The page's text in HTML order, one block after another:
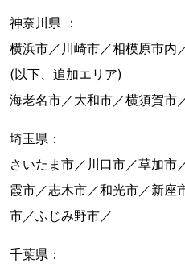
神奈川県 ：
横浜市／川崎市／相模原市内
(以下、追加エリア)
海老名市／大和市／横須賀市
埼玉県：
さいたま市／川口市／草加市
霞市／志木市／和光市／新座
市／ふじみ野市／
千葉県：